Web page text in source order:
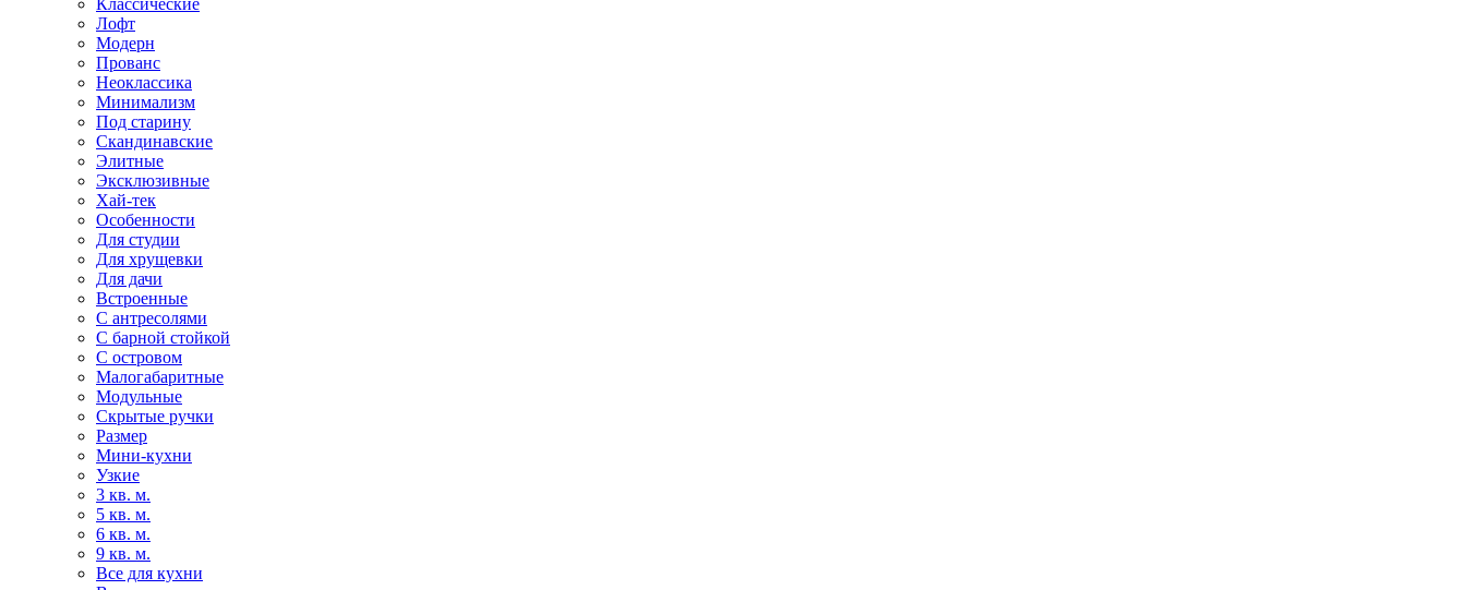
Лофт
Модерн
Прованс
Неоклассика
Минимализм
Под старину
Скандинавские
Элитные
Эксклюзивные
Хай-тек
Особенности
Для студии
Для хрущевки
Для дачи
Встроенные
С антресолями
С барной стойкой
С островом
Малогабаритные
Модульные
Скрытые ручки
Размер
Мини-кухни
Узкие
3 кв. м.
5 кв. м.
6 кв. м.
9 кв. м.
Все для кухни